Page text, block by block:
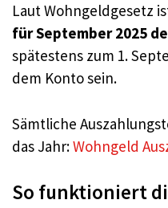
Laut Wohngeldgesetz
für September 2025
spätestens zum 1.
dem Konto sein.
Sämtliche
das Jahr:Wohngeld
So funktioniert